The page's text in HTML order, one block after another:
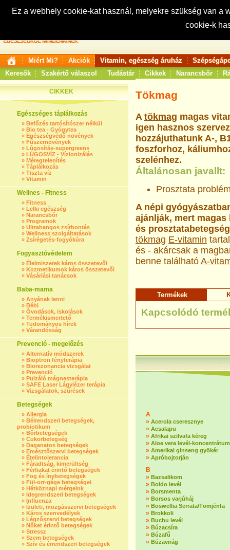
Ez a webhely cookie-kat használ, melyekre szükség van
cookie-k
Keresés:
Miért Mi? Akciók Vitamin, egészség áruház
Keresők
Szakértő válaszol Tudástár Cikkek Narancsbőr
CIKKEK
Egészséges táplálkozás
» Befőzés tartósítószer nélkül
» Bio tea - Gyógytea
» Egészségvédő növények
» Fűszernövények
» Lúgosítás-supergreens
» LÚGOSVÍZ - Vízionizálás
» Méregtelenítés
» Táplálkozás
» Tiszta víz
» Vitamin
Wellnes - Fitness
» Fitness
» Lelki egészség
» Narancsbőr
» Programok
» Ultrahangos zsírbontás
» Wellness szolgáltatások
» Zsírégetés-fogyókúra
Fogyasztóvédelem
» Élelmiszerek káros összetevői
» Kozmetikumok káros összetevői
» Vásárlási tanácsok
Baba-mama
» Anyának lenni
» Bébi
» Óvodások, iskolások
» Termékismertető
» Tudományos hírek
» Várandósság
Prevenció - megelőzés
» Alternatív módszerek
» Bioptron fényterápia
» Biorezonancia vizsgálat
» Prevenció
» Pulzáló mágnesterápia
» SAFE Laser Lágylézer terápia
» Vizsgálatok, szűrések
Betegségek
» Allergia
» Bélrendszeri betegségek,
probiotikum
» Bőrbetegségek
» Cukorbetegség
» Daganatos betegségek
» Emésztőszervi betegségek
» Ételintolerancia
» Fáradtság, kimerültség
» Férfiakat érintő betegségek
» Fog és ínybetegségek
» Fül-orr-gége betegségei
» Hétköznapi mérgeink
» Idegrendszeri betegségek
» Influenza
» Ízületi, mozgásszervi betegségek
» Káros szenvedélyek
» Légzőszervi betegségek
» Nőket érintő betegségek
» Stressz
» Szem betegségek
» Szív és érrendszeri betegségek
Tökmag
A tökmag magas
igen hasznos
hozzájuthatunk A-,
foszforhoz,
szelénhez.
Általánosan javallt:
Prosztata
A népi
ajánlják, mert
és
tökmag E-vitamin
és - akárcsak a
benne található A-
Termékek
Kapcsolódó
A
» Acerola cseresznye
» Acsalapu
» Afrikai szilvafa kéreg
» Aloe vera levél-koncentrátum
» Amerikai ginseng gyökér
» Apróbojtorján
B
» Bazsalikom
» Boldo levél
» Borsmenta
» Borsos varjúháj
» Boswellia Serrata/Tömjénfa
» Brokkoli
» Buchu levél
» Búzacsíra
» Búzafű
» Búzavirág